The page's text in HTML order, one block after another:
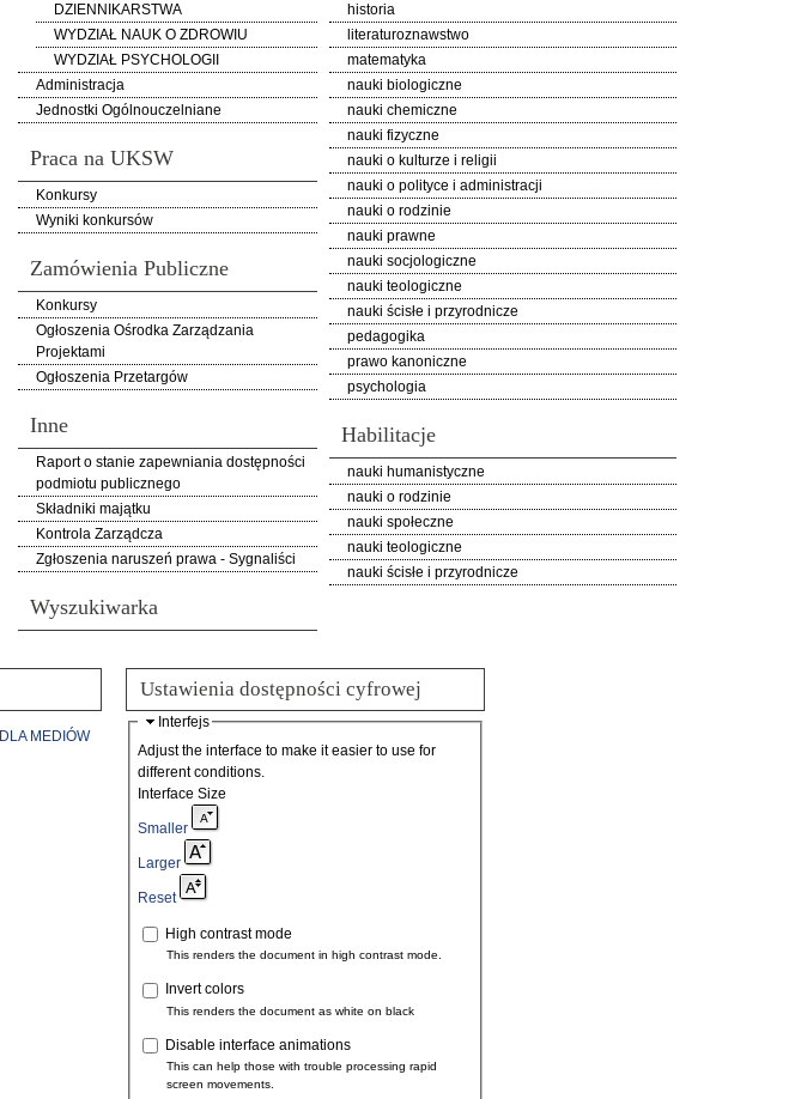
DZIENNIKARSTWA
WYDZIAŁ NAUK O ZDROWIU
WYDZIAŁ PSYCHOLOGII
Administracja
Jednostki Ogólnouczelniane
Praca na UKSW
Konkursy
Wyniki konkursów
Zamówienia Publiczne
Konkursy
Ogłoszenia Ośrodka Zarządzania
Projektami
Ogłoszenia Przetargów
Inne
Raport o stanie zapewniania dostępności
podmiotu publicznego
Składniki majątku
Kontrola Zarządcza
Zgłoszenia naruszeń prawa - Sygnaliści
Wyszukiwarka
historia
literaturoznawstwo
matematyka
nauki biologiczne
nauki chemiczne
nauki fizyczne
nauki o kulturze i religii
nauki o polityce i administracji
nauki o rodzinie
nauki prawne
nauki socjologiczne
nauki teologiczne
nauki ścisłe i przyrodnicze
pedagogika
prawo kanoniczne
psychologia
Habilitacje
nauki humanistyczne
nauki o rodzinie
nauki społeczne
nauki teologiczne
nauki ścisłe i przyrodnicze
DLA MEDIÓW
Ustawienia dostępności cyfrowej
Interfejs
Adjust the interface to make it easier to use for
different conditions.
Interface Size
Smaller
Larger
Reset
High contrast mode
This renders the document in high contrast mode.
Invert colors
This renders the document as white on black
Disable interface animations
This can help those with trouble processing rapid
screen movements.